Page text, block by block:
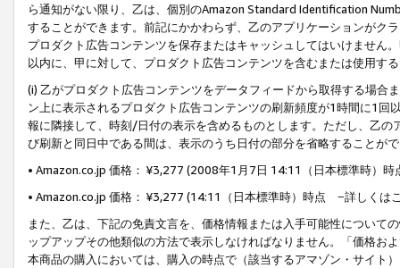
ら通知がない限り、乙は、個別のAmazon Standard Identification
することができます。前記にかかわらず、乙のアプリケーションがク
プロダクト広告コンテンツを保存またはキャッシュしてはいけません
以内に、甲に対して、プロダクト広告コンテンツを含むまたは使用す
(i) 乙がプロダクト広告コンテンツをデータフィードから取得する場合
ン上に表示されるプロダクト広告コンテンツの刷新頻度が1時間に1
報に隣接して、時刻/日付の表示を含めるものとします。ただし、乙
び刷新と同日中である間は、表示のうち日付の部分を省略することが
• Amazon.co.jp 価格： ¥3,277 (2008年1月7日 14:11（日本標準時）
• Amazon.co.jp 価格： ¥3,277 (14:11（日本標準時）時点 −詳しくは
また、乙は、下記の免責文言を、価格情報または入手可能性について
ップアップその他類似の方法で表示しなければなりません。「価格
本商品の購入においては、購入の時点で（該当するアマゾン・サイト